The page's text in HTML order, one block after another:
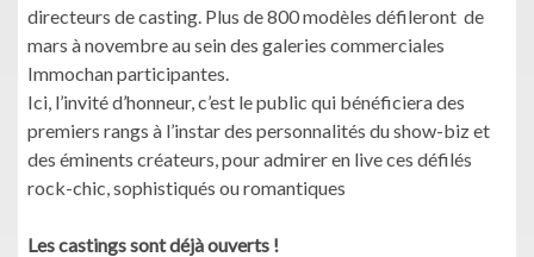
directeurs de casting. Plus de 800 modèles défileront de
mars à novembre au sein des galeries commerciales
Immochan participantes.
Ici, l’invité d’honneur, c’est le public qui bénéficiera des
premiers rangs à l’instar des personnalités du show-biz et
des éminents créateurs, pour admirer en live ces défilés
rock-chic, sophistiqués ou romantiques
Les castings sont déjà ouverts !